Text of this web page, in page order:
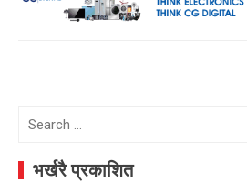
Search
भर्खरै प्रकाशित